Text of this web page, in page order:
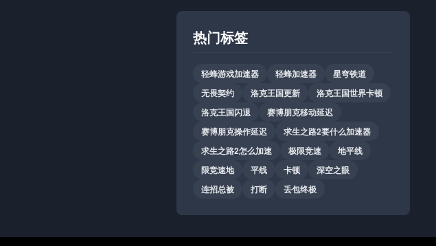
热门标签
轻蜂游戏加速器 轻蜂加速器
星穹铁道
无畏契约
洛克王国更新
洛克王国世界卡顿
洛克王国闪退
赛博朋克移动延迟
赛博朋克操作延迟
求生之路2要什么加速器
求生之路2怎么加速
极限竞速
地平线
限竞速地
平线 卡顿
深空之眼
连招总被
打断 丢包终极